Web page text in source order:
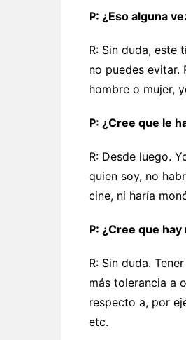
P: ¿Eso alguna
R: Sin duda, este
no puedes evitar.
hombre o mujer,
P: ¿Cree que le
R: Desde luego.
quien soy, no
cine, ni haría
P: ¿Cree que
R: Sin duda.
más tolerancia a
respecto a, por
etc.